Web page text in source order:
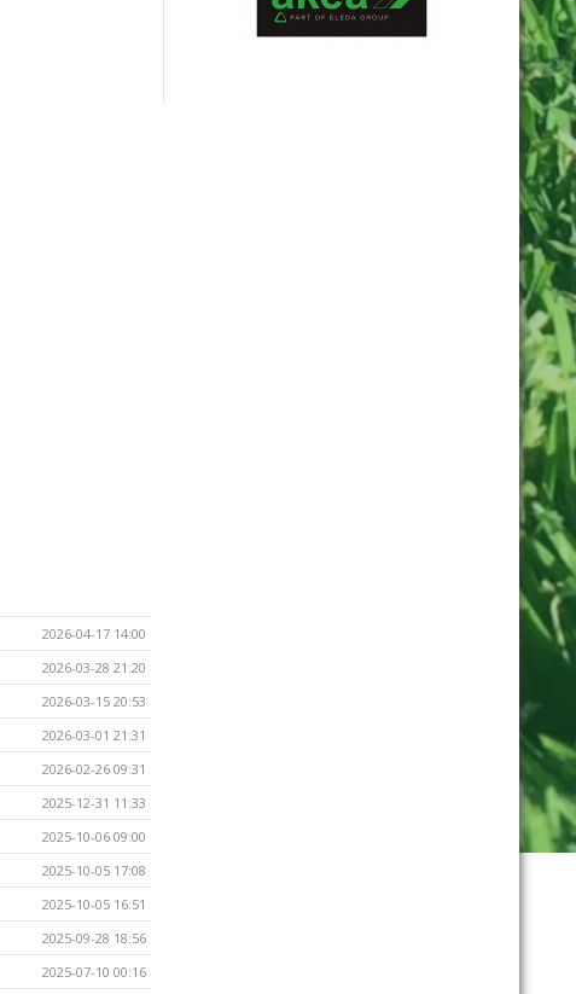
2026-04-17 14:00
2026-03-28 21:20
2026-03-15 20:53
2026-03-01 21:31
2026-02-26 09:31
2025-12-31 11:33
2025-10-06 09:00
2025-10-05 17:08
2025-10-05 16:51
2025-09-28 18:56
2025-07-10 00:16